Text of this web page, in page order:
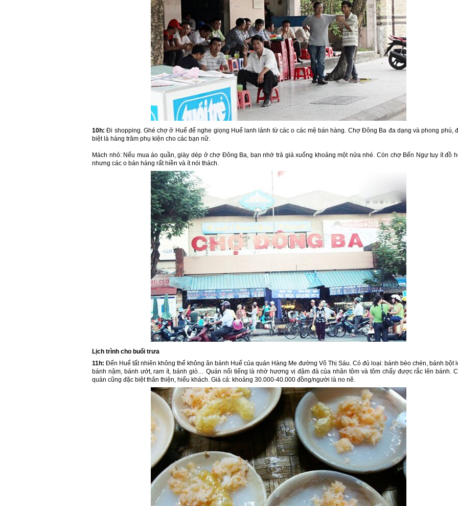
10h: Đi shopping. Ghé chợ ở Huế để nghe giọng Huế lanh lảnh từ các o các mệ bán hàng. Chợ Đông Ba đa dạng và phong phú,
biệt là hàng trăm phụ kiện cho các bạn nữ.
Mách nhỏ: Nếu mua áo quần, giày dép ở chợ Đông Ba, bạn nhớ trả giá xuống khoảng một nửa nhé. Còn chợ Bến Ngự tuy ít đồ
nhưng các o bán hàng rất hiền và ít nói thách.
Lịch trình cho buổi trưa
11h: Đến Huế tất nhiên không thể không ăn bánh Huế của quán Hàng Me đường Võ Thị Sáu. Có đủ loại: bánh bèo chén, bánh bột
bánh nậm, bánh ướt, ram ít, bánh giò… Quán nổi tiếng là nhờ hương vị đậm đà của nhân tôm và tôm chấy được rắc lên bánh.
quán cũng đặc biệt thân thiện, hiếu khách. Giá cả: khoảng 30.000-40.000 đồng/người là no nê.